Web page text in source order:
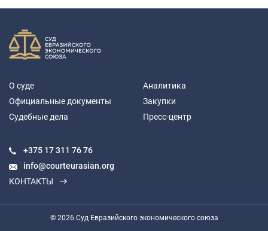
О суде
Официальные документы
Судебные дела
Аналитика
Закупки
Пресс-центр
+375 17311 76 76
info@courteurasian.org
КОНТАКТЫ
© 2026 Суд Евразийского экономического союза